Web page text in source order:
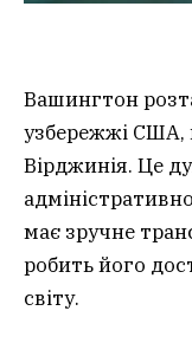
Вашингтон
узбережжі США,
Вірджинія. Це
має зручне
робить його
світу.